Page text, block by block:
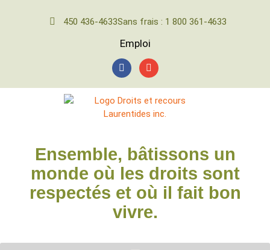
450 436-4633Sans frais : 1 800 361-4633
Emploi
Ensemble, bâtissons un
monde où les droits sont
respectés et où il fait bon
vivre.